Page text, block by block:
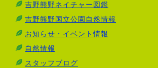
吉野熊野ネイチャー図鑑
吉野熊野国立公園自然情報
お知らせ・イベント情報
自然情報
スタッフブログ